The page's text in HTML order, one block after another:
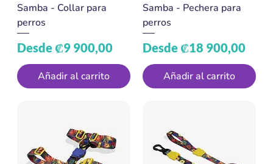
Samba - Collar para
perros
Desde ₡9 900,00
Precio de oferta
Añadir al carrito
Samba - Pechera para
perros
Desde ₡18 900,00
Precio de oferta
Añadir al carrito